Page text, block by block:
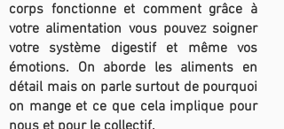
corps fonctionne et comment grâce à
votre alimentation vous pouvez soigner
votre système digestif et même vos
émotions. On aborde les aliments en
détail mais on parle surtout de pourquoi
on mange et ce que cela implique pour